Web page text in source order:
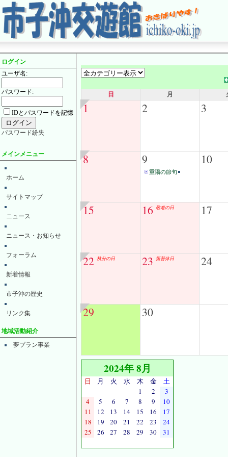
ログイン
ユーザ名:
パスワード:
IDとパスワードを記憶
パスワード紛失
メインメニュー
ホーム
サイトマップ
ニュース
ニュース・お知らせ
フォーラム
新着情報
市子沖の歴史
リンク集
地域活動紹介
夢プラン事業
日 月
1 2 3
8 9
重陽の節句
10
15 16 敬老の日 17
22 秋分の日 23 振替休日 24
29 30
2024年 8月
日 月 火 水 木 金
土
1
2
3
4
5 6 7 8 9
10
11
12 13 14 15 16
17
18
19 20 21 22 23
24
25
26 27 28 29 30 31